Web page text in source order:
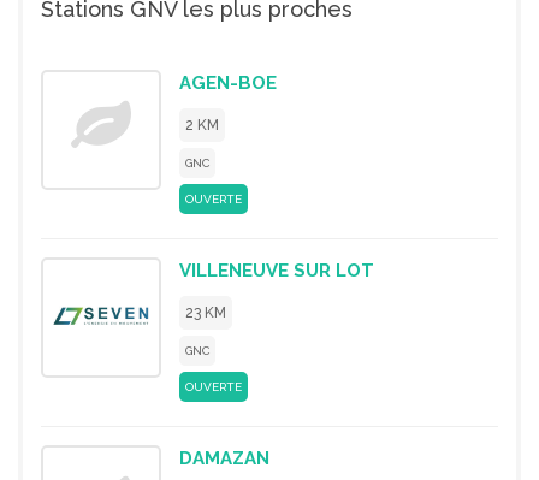
Stations GNV les plus proches
AGEN-BOE
2 KM
GNC
OUVERTE
VILLENEUVE SUR LOT
23 KM
GNC
OUVERTE
DAMAZAN